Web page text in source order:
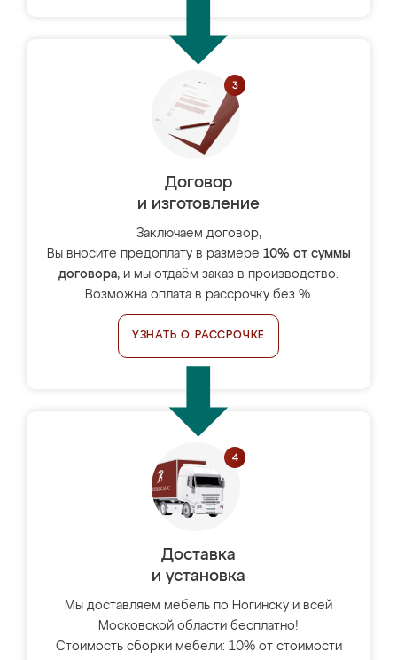
Договор
и изготовление
Заключаем договор,
Вы вносите предоплату в размере 10% от суммы
договора, и мы отдаём заказ в производство.
Возможна оплата в рассрочку без %.
УЗНАТЬ О РАССРОЧКЕ
Доставка
и установка
Мы доставляем мебель по Ногинску и всей
Московской области бесплатно!
Стоимость сборки мебели: 10% от стоимости